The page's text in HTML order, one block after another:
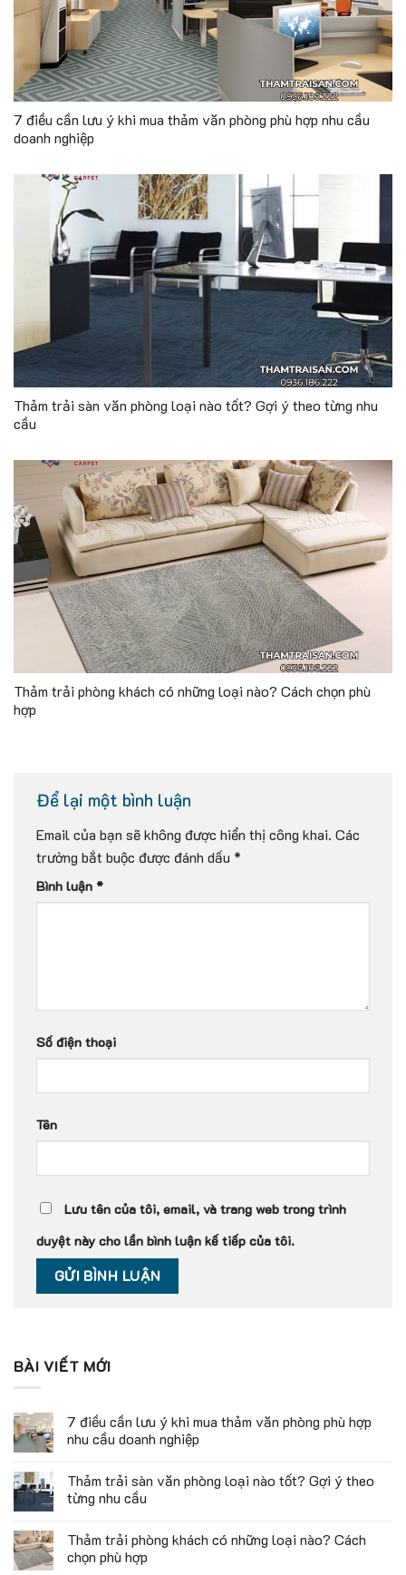
7 điều cần lưu ý khi mua thảm văn phòng phù hợp nhu cầu
doanh nghiệp
Thảm trải sàn văn phòng loại nào tốt? Gợi ý theo từng nhu
cầu
Thảm trải phòng khách có những loại nào? Cách chọn phù
hợp
Để lại một bình luận
Email của bạn sẽ không được hiển thị công khai. Các
trường bắt buộc được đánh dấu *
Bình luận *
Số điện thoại
Tên
Lưu tên của tôi, email, và trang web trong trình
duyệt này cho lần bình luận kế tiếp của tôi.
BÀI VIẾT MỚI
7 điều cần lưu ý khi mua thảm văn phòng phù hợp
nhu cầu doanh nghiệp
Thảm trải sàn văn phòng loại nào tốt? Gợi ý theo
từng nhu cầu
Thảm trải phòng khách có những loại nào? Cách
chọn phù hợp